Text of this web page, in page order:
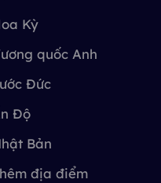
Kỳ
quốc Anh
Đức
Độ
Bản
địa điểm